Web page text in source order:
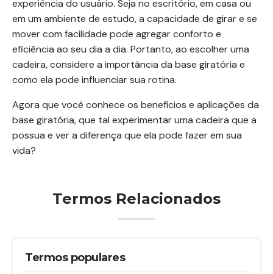
experiência do usuário. Seja no escritório, em casa ou
em um ambiente de estudo, a capacidade de girar e se
mover com facilidade pode agregar conforto e
eficiência ao seu dia a dia. Portanto, ao escolher uma
cadeira, considere a importância da base giratória e
como ela pode influenciar sua rotina.
Agora que você conhece os benefícios e aplicações da
base giratória, que tal experimentar uma cadeira que a
possua e ver a diferença que ela pode fazer em sua
vida?
Termos Relacionados
Termos populares